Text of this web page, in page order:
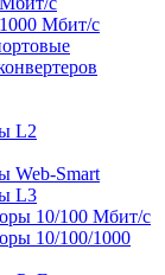
Мбит/c
L2
Web-Smart
L3
10/100 Мбит/с
10/100/1000